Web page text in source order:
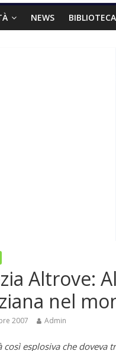
NEWS BIBLIOTECA
Altrove:
nel
2007 Admin
così esplosiva che doveva